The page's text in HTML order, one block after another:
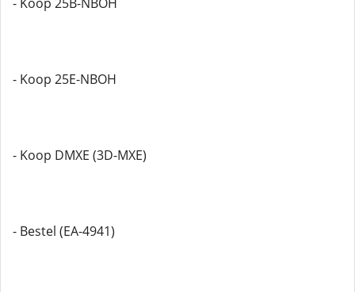
- Koop 25E-NBOH
- Koop DMXE (3D-MXE)
- Bestel (EA-4941)